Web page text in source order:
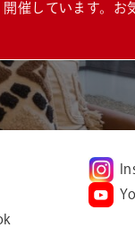
開催しています。お